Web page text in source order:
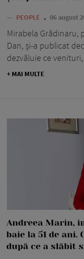
— PEOPLE 06 august
Mirabela Grădinaru,
Dan, și-a publicat
dezvăluie ce
+ MAI MULTE
Andreea Marin,
baie la 51 de
după ce a slăbit